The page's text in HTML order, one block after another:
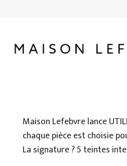
Maison Lefebvre lance
chaque pièce est choisie
La signature ? 5 teintes